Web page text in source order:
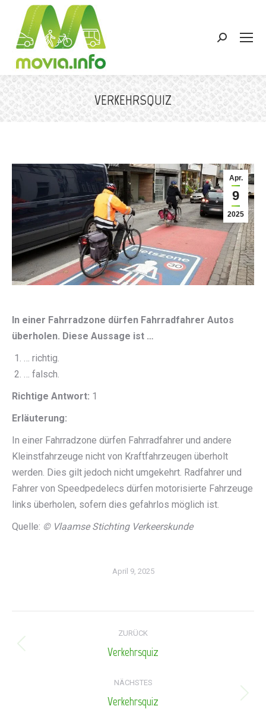
Search:
VERKEHRSQUIZ
Sie befinden sich hier:
Apr.
9
2025
In einer Fahrradzone dürfen Fahrradfahrer Autos
überholen. Diese Aussage ist …
… richtig.
… falsch.
Richtige Antwort: 1
Erläuterung:
In einer Fahrradzone dürfen Fahrradfahrer und andere
Kleinstfahrzeuge nicht von Kraftfahrzeugen überholt
werden. Dies gilt jedoch nicht umgekehrt. Radfahrer und
Fahrer von Speedpedelecs dürfen motorisierte Fahrzeuge
links überholen, sofern dies gefahrlos möglich ist.
Quelle: © Vlaamse Stichting Verkeerskunde
April 9, 2025
Kommentarnavigation
ZURÜCK
Vorheriger
Verkehrsquiz
NÄCHSTES
Nächster
Verkehrsquiz